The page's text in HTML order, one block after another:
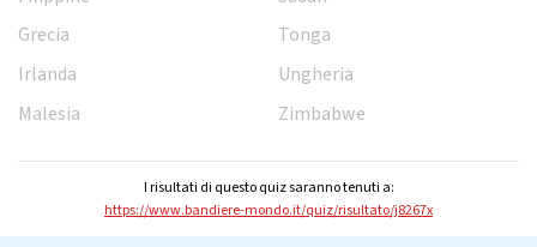
Grecia
Irlanda
Malesia
Tonga
Ungheria
Zimbabwe
I risultati di questo quiz saranno tenuti a:
https://www.bandiere-mondo.it/quiz/risultato/j8267x